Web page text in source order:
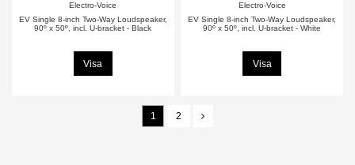
Electro-Voice
EV Single 8-inch Two-Way Loudspeaker,
90º x 50º, incl. U-bracket - Black
Visa
Electro-Voice
EV Single 8-inch Two-Way Loudspeaker,
90º x 50º, incl. U-bracket - White
Visa
1 2